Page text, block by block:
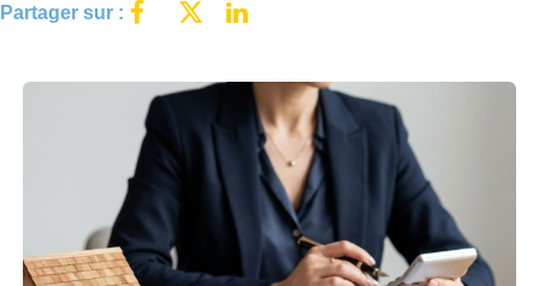
NOS AGENCES
Qui Sommes Nous
Notre Équipe
Nos Actualités
Partager sur :